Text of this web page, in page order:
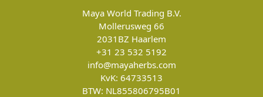
Maya World Trading B.V.
Mollerusweg 66
2031BZ Haarlem
+31 23 532 5192
info@mayaherbs.com
KvK: 64733513
BTW: NL855806795B01